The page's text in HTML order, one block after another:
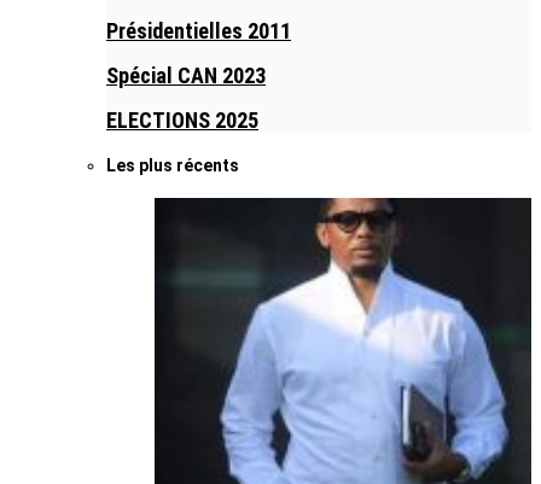
Présidentielles 2011
Spécial CAN 2023
ELECTIONS 2025
Les plus récents